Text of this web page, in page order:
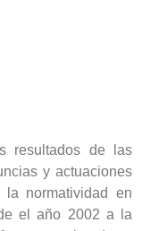
resultados de las
y actuaciones
normatividad en
el año 2002 a la